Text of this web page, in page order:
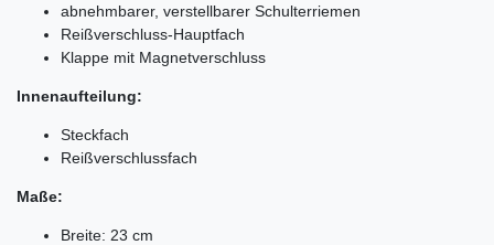
abnehmbarer, verstellbarer Schulterriemen
Reißverschluss-Hauptfach
Klappe mit Magnetverschluss
Innenaufteilung:
Steckfach
Reißverschlussfach
Maße:
Breite: 23 cm